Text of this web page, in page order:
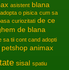
asistent blana
o pisica cum sa
curiozitati de ce
de blana
sa tii cont cand adopti
petshop animax
sisal spatiu